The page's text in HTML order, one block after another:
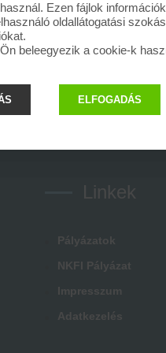
Linkek
Pályázatok
NKFI Pályázat
Impresszum
Adatkezelés
Ezen fájlok
oldallátogatási
beleegyezik a cookie-k
ELFOGADÁS